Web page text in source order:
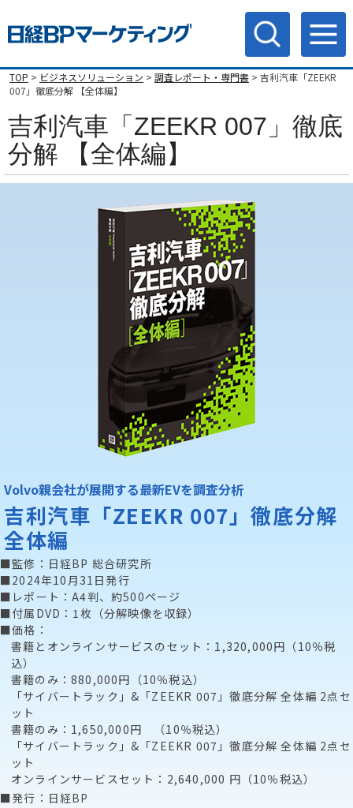
TOP > ビジネスソリューション > 調査レポート・専門書 > 吉利汽車「ZEEKR
007」徹底分解 【全体編】
吉利汽車「ZEEKR 007」徹底
分解 【全体編】
Volvo親会社が展開する最新EVを調査分析
吉利汽車「ZEEKR 007」徹底分解
全体編
■監修：日経BP 総合研究所
■2024年10月31日発行
■レポート：A4判、約500ページ
■付属DVD：1枚（分解映像を収録）
■価格：
書籍とオンラインサービスのセット：1,320,000円（10％税
込）
書籍のみ：880,000円（10％税込）
「サイバートラック」&「ZEEKR 007」徹底分解 全体編 2点セ
ット
書籍のみ：1,650,000円 （10％税込）
「サイバートラック」&「ZEEKR 007」徹底分解 全体編 2点セ
ット
オンラインサービスセット：2,640,000 円（10％税込）
■発行：日経BP